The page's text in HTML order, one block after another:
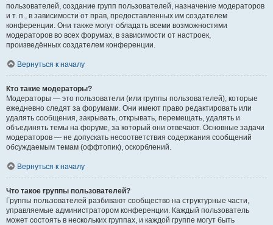
пользователей, создание групп пользователей, назначение модераторов
и т. п., в зависимости от прав, предоставленных им создателем
конференции. Они также могут обладать всеми возможностями
модераторов во всех форумах, в зависимости от настроек,
произведённых создателем конференции.
Вернуться к началу
Кто такие модераторы?
Модераторы — это пользователи (или группы пользователей), которые
ежедневно следят за форумами. Они имеют право редактировать или
удалять сообщения, закрывать, открывать, перемещать, удалять и
объединять темы на форуме, за который они отвечают. Основные задачи
модераторов — не допускать несоответствия содержания сообщений
обсуждаемым темам (оффтопик), оскорблений.
Вернуться к началу
Что такое группы пользователей?
Группы пользователей разбивают сообщество на структурные части,
управляемые администратором конференции. Каждый пользователь
может состоять в нескольких группах, и каждой группе могут быть